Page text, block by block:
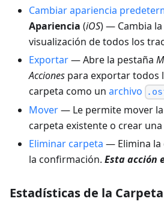
Cambiar apariencia
Apariencia (iOS) — Cambia
visualización de todos los
Exportar— Abre la pestaña
Acciones para exportar todos
carpeta como un archivo
Mover— Le permite mover
carpeta existente o crear una
Eliminar carpeta — Elimina la
la confirmación. Esta acción
Estadísticas de la Carpeta